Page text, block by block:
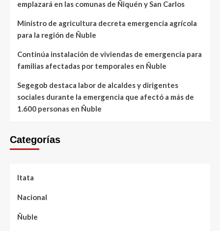
emplazará en las comunas de Ñiquén y San Carlos
Ministro de agricultura decreta emergencia agrícola
para la región de Ñuble
Continúa instalación de viviendas de emergencia para
familias afectadas por temporales en Ñuble
Segegob destaca labor de alcaldes y dirigentes
sociales durante la emergencia que afectó a más de
1.600 personas en Ñuble
Categorías
Itata
Nacional
Ñuble